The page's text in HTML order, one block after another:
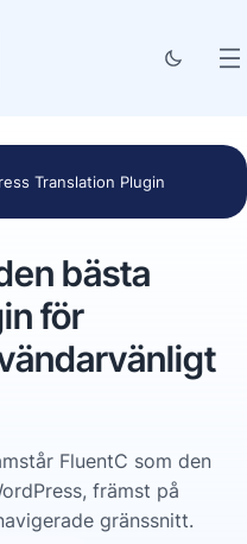
Translation Plugin
bästa
för
FluentC som den
främst på
gränssnitt.